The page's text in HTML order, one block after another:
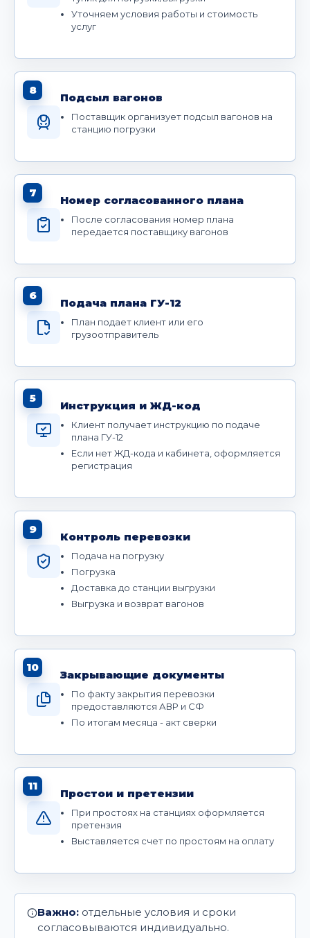
Уточняем условия работы и стоимость
услуг
8
Подсыл вагонов
Поставщик организует подсыл вагонов на
станцию погрузки
7
Номер согласованного плана
После согласования номер плана
передается поставщику вагонов
6
Подача плана ГУ-12
План подает клиент или его
грузоотправитель
5
Инструкция и ЖД-код
Клиент получает инструкцию по подаче
плана ГУ-12
Если нет ЖД-кода и кабинета, оформляется
регистрация
9
Контроль перевозки
Подача на погрузку
Погрузка
Доставка до станции выгрузки
Выгрузка и возврат вагонов
10
Закрывающие документы
По факту закрытия перевозки
предоставляются АВР и СФ
По итогам месяца - акт сверки
11
Простои и претензии
При простоях на станциях оформляется
претензия
Выставляется счет по простоям на оплату
Важно: отдельные условия и сроки
согласовываются индивидуально.